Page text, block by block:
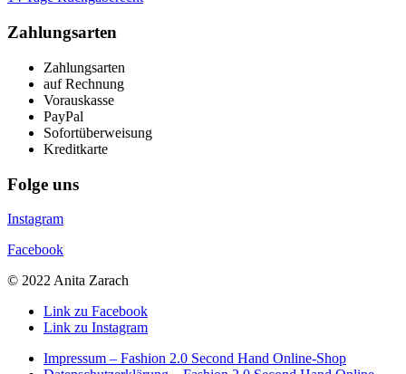
Zahlungsarten
Zahlungsarten
auf Rechnung
Vorauskasse
PayPal
Sofortüberweisung
Kreditkarte
Folge uns
Instagram
Facebook
© 2022 Anita Zarach
Link zu Facebook
Link zu Instagram
Impressum – Fashion 2.0 Second Hand Online-Shop